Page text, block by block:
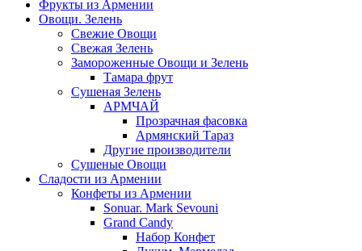
Фрукты из Армении
Овощи. Зелень
Свежие Овощи
Свежая Зелень
Замороженные Овощи и Зелень
Тамара фрут
Сушеная Зелень
АРМЧАЙ
Прозрачная фасовка
Армянский Тараз
Другие производители
Сушеные Овощи
Сладости из Армении
Конфеты из Армении
Sonuar. Mark Sevouni
Grand Candy
Набор Конфет